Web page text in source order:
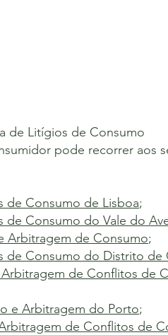
de Litígios de Consumo
pode recorrer aos
Consumo de Lisboa;
Consumo do Vale do
Arbitragem de Consumo;
Consumo do Distrito de
de Conflitos de
e Arbitragem do Porto;
de Conflitos de